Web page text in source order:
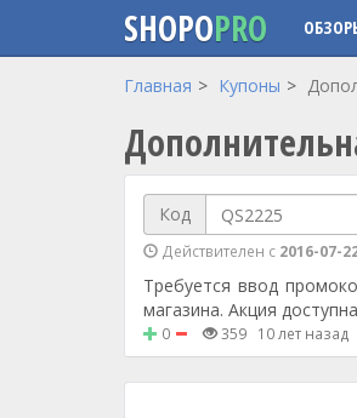
Перейти к основному содержанию
SHOPOPRO
Главная Купоны
Код
Действителен с 2016-07-
Требуется ввод
магазина. Акция
0 359 10 лет назад